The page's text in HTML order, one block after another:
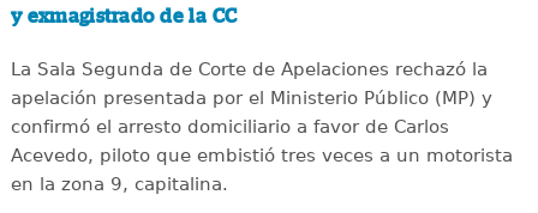
y exmagistrado de la CC
La Sala Segunda de Corte de Apelaciones rechazó la
apelación presentada por el Ministerio Público (MP) y
confirmó el arresto domiciliario a favor de Carlos
Acevedo, piloto que embistió tres veces a un motorista
en la zona 9, capitalina.